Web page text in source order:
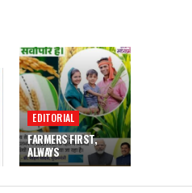
EDITORIAL
FARMERS FIRST,
ALWAYS